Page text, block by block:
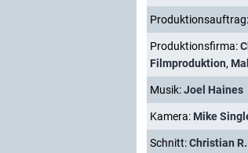
Produktionsauftrag:
Produktionsfirma:
Filmproduktion,
Musik:Joel Haines
Kamera: Mike
Schnitt:Christian